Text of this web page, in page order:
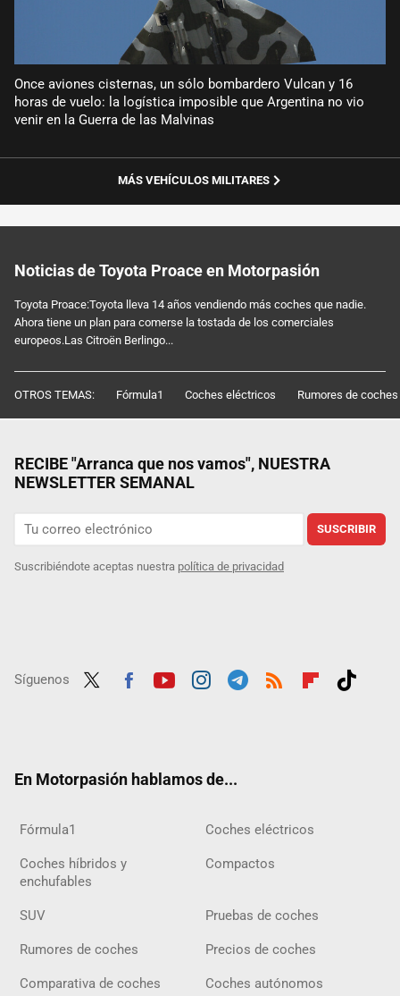
Once aviones cisternas, un sólo bombardero Vulcan y 16
horas de vuelo: la logística imposible que Argentina no vio
venir en la Guerra de las Malvinas
MÁS VEHÍCULOS MILITARES
Noticias de Toyota Proace en Motorpasión
Toyota Proace:Toyota lleva 14 años vendiendo más coches que nadie.
Ahora tiene un plan para comerse la tostada de los comerciales
europeos.Las Citroën Berlingo...
OTROS TEMAS: Fórmula1 Coches eléctricos Rumores de coches
RECIBE "Arranca que nos vamos", NUESTRA
NEWSLETTER SEMANAL
SUSCRIBIR
Suscribiéndote aceptas nuestra política de privacidad
Síguenos
En Motorpasión hablamos de...
Fórmula1 Coches eléctricos
Coches híbridos y
enchufables
Compactos
SUV Pruebas de coches
Rumores de coches Precios de coches
Comparativa de coches Coches autónomos